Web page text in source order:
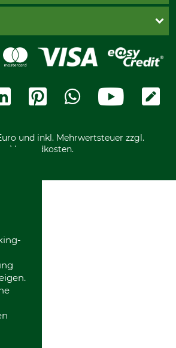
und inkl. Mehrwertsteuer zzgl.
Versandkosten.